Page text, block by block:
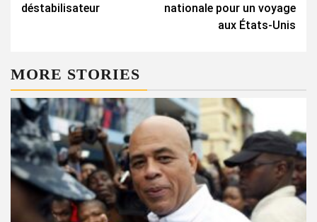
déstabilisateur
nationale pour un voyage
aux États-Unis
MORE STORIES